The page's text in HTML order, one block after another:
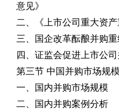
意见》
二、《上市公司重大资产
三、国企改革酝酿并购
四、证监会促进上市公
第三节 中国并购市场规
一、国内并购市场规模
二、国内并购案例分析